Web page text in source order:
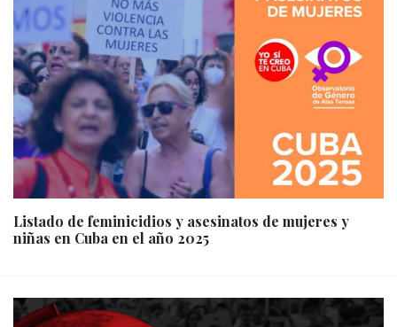
Listado de feminicidios y asesinatos de mujeres y
niñas en Cuba en el año 2025